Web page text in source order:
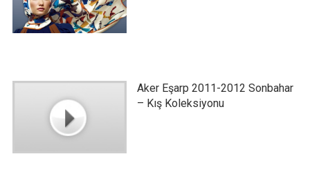
Aker Eşarp 2011-2012 Sonbahar
– Kış Koleksiyonu